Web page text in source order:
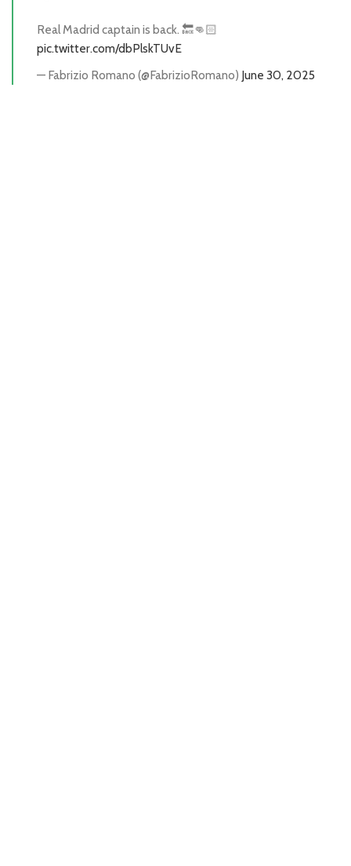
Real Madrid captain is back. 🔙👊🏻
pic.twitter.com/dbPlskTUvE
— Fabrizio Romano (@FabrizioRomano) June 30, 2025